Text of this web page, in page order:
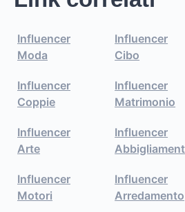
Influencer
Moda
Influencer
Cibo
Influencer
Coppie
Influencer
Matrimonio
Influencer
Arte
Influencer
Influencer
Motori
Influencer
Arredamento